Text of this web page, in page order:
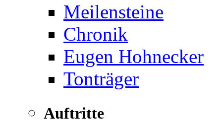
Meilensteine
Chronik
Eugen Hohnecker
Tonträger
Auftritte